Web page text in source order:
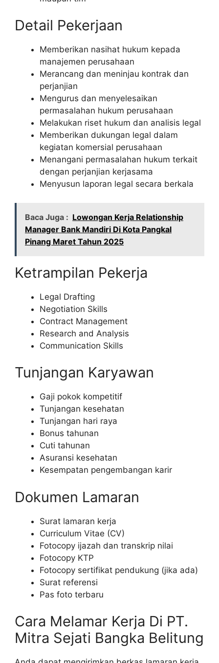
Detail Pekerjaan
Memberikan nasihat hukum kepada
manajemen perusahaan
Merancang dan meninjau kontrak dan
perjanjian
Mengurus dan menyelesaikan
permasalahan hukum perusahaan
Melakukan riset hukum dan analisis legal
Memberikan dukungan legal dalam
kegiatan komersial perusahaan
Menangani permasalahan hukum terkait
dengan perjanjian kerjasama
Menyusun laporan legal secara berkala
Baca Juga : Lowongan Kerja Relationship
Manager Bank Mandiri Di Kota Pangkal
Pinang Maret Tahun 2025
Ketrampilan Pekerja
Legal Drafting
Negotiation Skills
Contract Management
Research and Analysis
Communication Skills
Tunjangan Karyawan
Gaji pokok kompetitif
Tunjangan kesehatan
Tunjangan hari raya
Bonus tahunan
Cuti tahunan
Asuransi kesehatan
Kesempatan pengembangan karir
Dokumen Lamaran
Surat lamaran kerja
Curriculum Vitae (CV)
Fotocopy ijazah dan transkrip nilai
Fotocopy KTP
Fotocopy sertifikat pendukung (jika ada)
Surat referensi
Pas foto terbaru
Cara Melamar Kerja Di PT.
Mitra Sejati Bangka Belitung